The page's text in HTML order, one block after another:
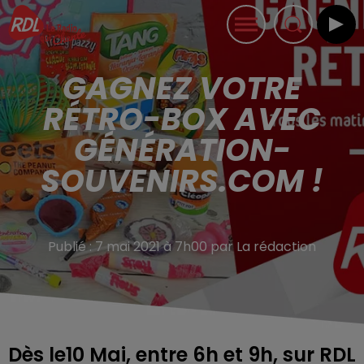
GAGNEZ VOTRE
RÉTRO-BOX AVEC
GÉNÉRATION-
SOUVENIRS.COM !
Publié : 7 mai 2021 à 7h00 par La rédaction
Dès le10 Mai, entre 6h et 9h, sur RDL